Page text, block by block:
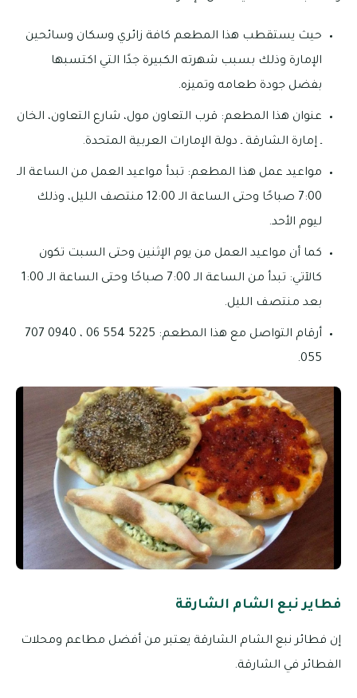
حيث يستقطب هذا المطعم كافة زائري وسكان وسائحين
الإمارة وذلك بسبب شهرته الكبيرة جدًا التي اكتسبها
بفضل جودة طعامه وتميزه.
عنوان هذا المطعم: قرب التعاون مول، شارع التعاون، الخان
ـ إمارة الشارقة ـ دولة الإمارات العربية المتحدة.
مواعيد عمل هذا المطعم: تبدأ مواعيد العمل من الساعة الـ
7:00 صباحًا وحتى الساعة الـ 12:00 منتصف الليل، وذلك
ليوم الأحد.
كما أن مواعيد العمل من يوم الإثنين وحتى السبت تكون
كالآتي: تبدأ من الساعة الـ 7:00 صباحًا وحتى الساعة الـ 1:00
بعد منتصف الليل.
أرقام التواصل مع هذا المطعم: 5225 554 06 ، 0940 707
055.
فطاير نبع الشام الشارقة
إن فطائر نبع الشام الشارقة يعتبر من أفضل مطاعم ومحلات
الفطائر في الشارقة.